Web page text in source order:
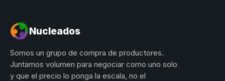
Nucleados
Somos un grupo de compra de productores.
Juntamos volumen para negociar como uno solo
y que el precio lo ponga la escala, no el